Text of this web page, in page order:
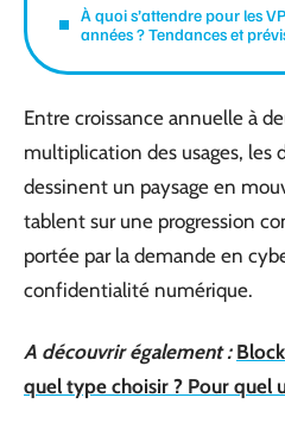
À quoi s’attendre pour les
années ? Tendances et
Entre croissance annuelle à
multiplication des usages, les
dessinent un paysage en
tablent sur une progression
portée par la demande en
confidentialité numérique.
A découvrir également :
quel type choisir ? Pour quel